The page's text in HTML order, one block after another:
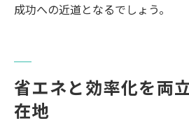
成功への近道となるでしょう。
省エネと効率化を両
在地